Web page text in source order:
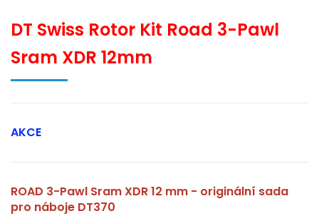
DT Swiss Rotor Kit Road 3-Pawl
Sram XDR 12mm
AKCE
ROAD 3-Pawl Sram XDR 12 mm - originální sada
pro náboje DT370